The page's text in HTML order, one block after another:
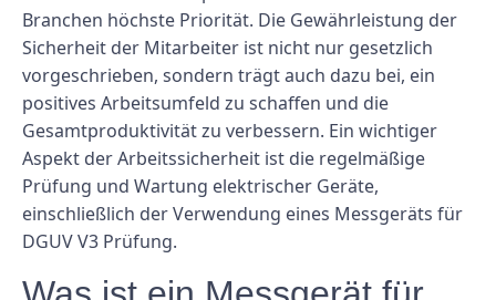
Branchen höchste Priorität. Die Gewährleistung der
Sicherheit der Mitarbeiter ist nicht nur gesetzlich
vorgeschrieben, sondern trägt auch dazu bei, ein
positives Arbeitsumfeld zu schaffen und die
Gesamtproduktivität zu verbessern. Ein wichtiger
Aspekt der Arbeitssicherheit ist die regelmäßige
Prüfung und Wartung elektrischer Geräte,
einschließlich der Verwendung eines Messgeräts für
DGUV V3 Prüfung.